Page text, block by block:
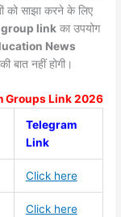
को साझा करने के लिए
link का उपयोग
News
बात नहीं होगी।
Groups Link 2026
Telegram
Link
Click here
Click here